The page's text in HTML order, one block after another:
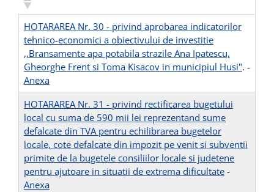
HOTARAREA Nr. 30 - privind aprobarea indicatorilor
tehnico-economici a obiectivului de investitie
,,Bransamente apa potabila strazile Ana Ipatescu,
Gheorghe Frent si Toma Kisacov in municipiul Husi". -
Anexa
HOTARAREA Nr. 31 - privind rectificarea bugetului
local cu suma de 590 mii lei reprezentand sume
defalcate din TVA pentru echilibrarea bugetelor
locale, cote defalcate din impozit pe venit si subventii
primite de la bugetele consiliilor locale si judetene
pentru ajutoare in situatii de extrema dificultate -
Anexa